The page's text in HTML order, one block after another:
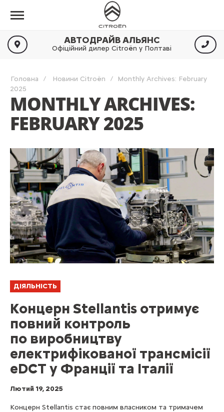
АВТОДРАЙВ АЛЬЯНС
Офіційний дилер Citroën у Полтаві
Головна Новини Citroën
Monthly Archives: February
2025
MONTHLY ARCHIVES:
FEBRUARY 2025
ДІЯЛЬНІСТЬ
Концерн Stellantis отримує
повний контроль
по виробництву
електрифікованої трансмісії
eDCT у Франції та Італії
Лютий 19, 2025
Концерн Stellantis стає повним власником та тримачем